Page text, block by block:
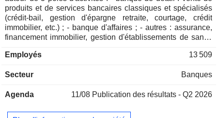
produits et de services bancaires classiques et spécialisés
(crédit-bail, gestion d'épargne retraite, courtage, crédit
immobilier, etc.) ; - banque d'affaires ; - autres : assurance,
financement immobilier, gestion d'établissements de santé,
dépôts et 40,1 MdsGEL d'encours de crédits. La
travers d'un réseau de 214 agences implantées en Géorgie
PNB est la suivante : Géorgie (72,7%), Arménie (25,1%) et
Employés 13 509
Secteur Banques
Agenda 11/08 Publication des résultats - Q2 2026